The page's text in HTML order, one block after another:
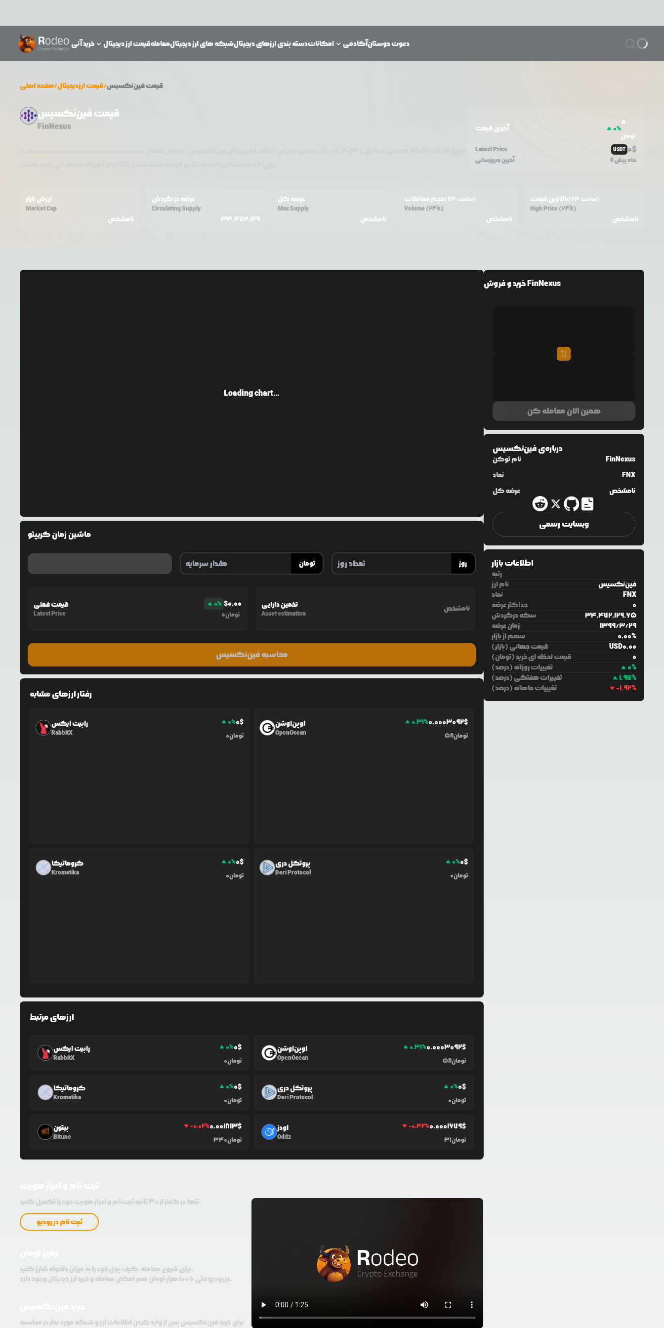
خرید آنی قیمت ارز دیجیتالمعاملهشبکه‌ های ارز دیجیتالدسته بندی ارزهای دیجیتالامکانات آکادمیدعوت دوستان
صفحه اصلی/قیمت ارزدیجیتال/ قیمتفین‌نکسیس
قیمت فین‌نکسیس
FinNexus آخرین قیمت 0%
0
تومان
Latest Price
USDT 0$
آخرین به‌روزسانی 8 ماه پیش
ارزش بازار
Market Cap
نامشخص
عرضه در گردش
Circulating Supply
34,472,129
عرضه کل
Max Supply
نامشخص
حجم معاملات
(24 ساعت)
Volume (24h)
نامشخص
بالاترین قیمت
(24 ساعت)
High Price (24h)
نامشخص
Loading chart...
ماشین زمان کریپتو
تومان روز
قیمت فعلی
Latest Price
0% $0.00
0تومان
تخمین دارایی
Asset estimation
نامشخص
محاسبه فین‌نکسیس
رفتار ارزهای مشابه
رابیت ایکس
RabbitX
0%0$
0تومان
اوپن‌اوشن
OpenOcean
0.31%0.0003092$
58تومان
کروماتیکا
Kromatika
0%0$
0تومان
پروتکل دری
Deri Protocol
0%0$
0تومان
ارزهای مرتبط
رابیت ایکس
RabbitX
0%0$
0تومان
اوپن‌اوشن
OpenOcean
0.31%0.0003092$
58تومان
کروماتیکا
Kromatika
0%0$
0تومان
پروتکل دری
Deri Protocol
0%0$
0تومان
بیتون
Bitune
-0.02%0.001813$
340تومان
اودز
Oddz
-0.42%0.0001679$
31تومان
تنها در کمتر از 30 ثانیه ثبت‌نام و احراز هویت خود را تکمیل کنید.
ثبت نام در رودیو
برای شروع معامله، کیف پول خود را به میزان دلخواه شارژ کنید.
در رودیو حتی با 100 هزار تومان هم امکان معامله و خرید ارز دیجیتال وجود دارد.
برای خرید فین‌نکسیس پس از وارد کردن اطلاعات ارز و شبکه مورد نظر در محاسبه
خرید و فروش FinNexus
همین الان معامله کن
درباره‌یفین‌نکسیس
نام توکن
FinNexus
نماد
FNX
عرضه کل
نامشخص
وبسایت رسمی
اطلاعات بازار
رتبه
نام ارز
فین‌نکسیس
نماد
FNX
حداکثر عرضه
0
سکه درگردش
34,472,129.65
زمان عرضه
1399/3/29
سهم از بازار
0.00%
قیمت جهانی (بازار)
USD0.00
قیمت لحظه ای خرید (تومان)
0
تغییرات روزانه (درصد)
0%
تغییرات هفتگی (درصد)
1.97%
تغییرات ماهانه (درصد)
-1.92%